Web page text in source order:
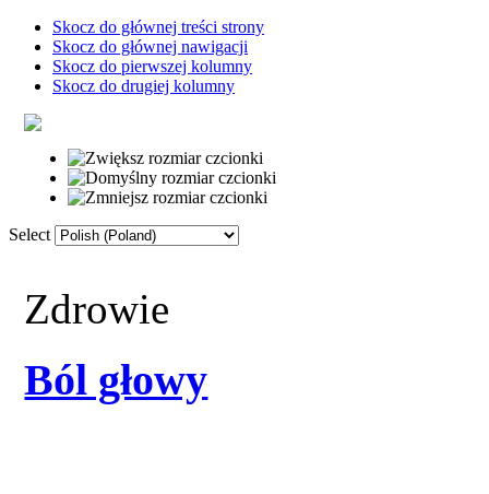
Skocz do głównej treści strony
Skocz do głównej nawigacji
Skocz do pierwszej kolumny
Skocz do drugiej kolumny
Select
Zdrowie
Ból głowy